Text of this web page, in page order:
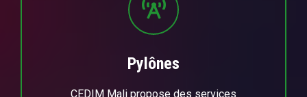
Pylônes
CEDIM Mali propose des services